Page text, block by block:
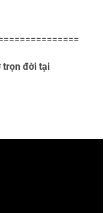
trọn đời tại